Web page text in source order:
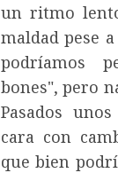
un ritmo
maldad pese
podríamos
bones", pero
Pasados
cara con
que bien